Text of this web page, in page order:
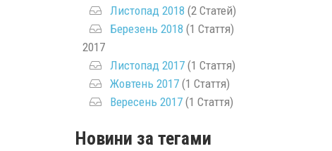
Листопад 2018 (2 Статей)
Березень 2018 (1 Стаття)
2017
Листопад 2017(1 Стаття)
Жовтень 2017(1 Стаття)
Вересень 2017(1 Стаття)
Новини за тегами